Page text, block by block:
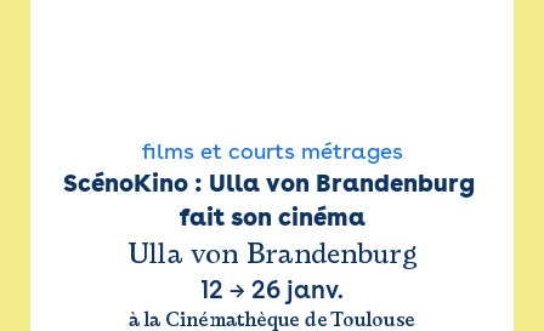
films et courts métrages
ScénoKino : Ulla von Brandenburg
fait son cinéma
Ulla von Brandenburg
12 → 26 janv.
à la Cinémathèque de Toulouse